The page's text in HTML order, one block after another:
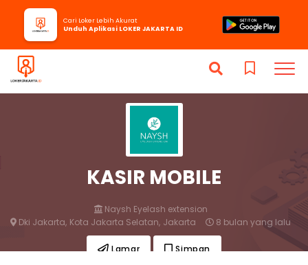
KASIR MOBILE
Naysh Eyelash extension
Dki Jakarta, Kota Jakarta Selatan, Jakarta 8 bulan yang lalu
Lamar Simpan
Cari Loker Lebih Akurat
Unduh Aplikasi LOKER JAKARTA ID